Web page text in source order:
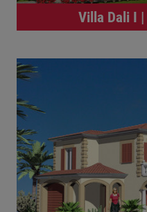
Villa Dali I